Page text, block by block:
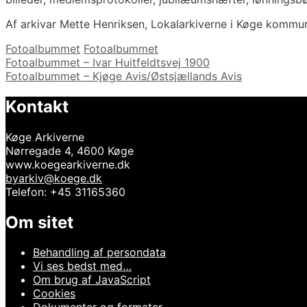
Af arkivar Mette Henriksen, Lokalarkiverne i Køge
Kategorier
Fotoalbummet Tags
Fotoalbummet
Indlægsnavigation
Fotoalbummet – Ivar Huitfeldtsvej 1900
Fotoalbummet – Kjøge Avis/Østsjællands Avis
Kontakt
Køge Arkiverne
Nørregade 4, 4600 Køge
www.koegearkiverne.dk
byarkiv@koege.dk
Telefon: +45 31165360
Om sitet
Behandling af persondata
Vi ses bedst med…
Om brug af JavaScript
Cookies